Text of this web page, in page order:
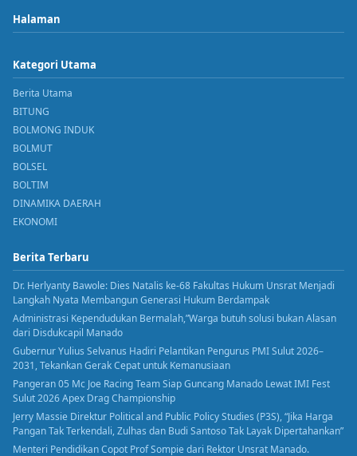
Halaman
Kategori Utama
Berita Utama
BITUNG
BOLMONG INDUK
BOLMUT
BOLSEL
BOLTIM
DINAMIKA DAERAH
EKONOMI
Berita Terbaru
Dr. Herlyanty Bawole: Dies Natalis ke-68 Fakultas Hukum Unsrat Menjadi
Langkah Nyata Membangun Generasi Hukum Berdampak
Administrasi Kependudukan Bermalah,”Warga butuh solusi bukan Alasan
dari Disdukcapil Manado
Gubernur Yulius Selvanus Hadiri Pelantikan Pengurus PMI Sulut 2026–
2031, Tekankan Gerak Cepat untuk Kemanusiaan
Pangeran 05 Mc Joe Racing Team Siap Guncang Manado Lewat IMI Fest
Sulut 2026 Apex Drag Championship
Jerry Massie Direktur Political and Public Policy Studies (P3S), “Jika Harga
Pangan Tak Terkendali, Zulhas dan Budi Santoso Tak Layak Dipertahankan”
Menteri Pendidikan Copot Prof Sompie dari Rektor Unsrat Manado.